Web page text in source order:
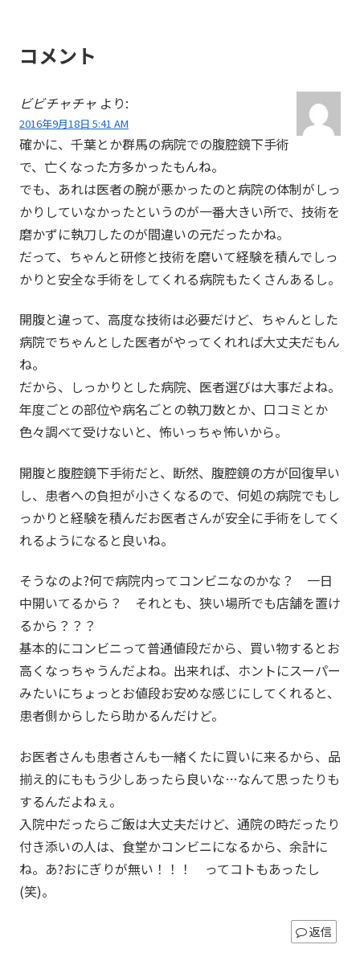
コメント
ビビチャチャ より:
2016年9月18日 5:41 AM
確かに、千葉とか群馬の病院での腹腔鏡下手術
で、亡くなった方多かったもんね。
でも、あれは医者の腕が悪かったのと病院の体制がしっ
かりしていなかったというのが一番大きい所で、技術を
磨かずに執刀したのが間違いの元だったかね。
だって、ちゃんと研修と技術を磨いて経験を積んでしっ
かりと安全な手術をしてくれる病院もたくさんあるし。
開腹と違って、高度な技術は必要だけど、ちゃんとした
病院でちゃんとした医者がやってくれれば大丈夫だもん
ね。
だから、しっかりとした病院、医者選びは大事だよね。
年度ごとの部位や病名ごとの執刀数とか、口コミとか
色々調べて受けないと、怖いっちゃ怖いから。
開腹と腹腔鏡下手術だと、断然、腹腔鏡の方が回復早い
し、患者への負担が小さくなるので、何処の病院でもし
っかりと経験を積んだお医者さんが安全に手術をしてく
れるようになると良いね。
そうなのよ?何で病院内ってコンビニなのかな？ 一日
中開いてるから？ それとも、狭い場所でも店舗を置け
るから？？？
基本的にコンビニって普通値段だから、買い物するとお
高くなっちゃうんだよね。出来れば、ホントにスーパー
みたいにちょっとお値段お安めな感じにしてくれると、
患者側からしたら助かるんだけど。
お医者さんも患者さんも一緒くたに買いに来るから、品
揃え的にももう少しあったら良いな…なんて思ったりも
するんだよねぇ。
入院中だったらご飯は大丈夫だけど、通院の時だったり
付き添いの人は、食堂かコンビニになるから、余計に
ね。あ?おにぎりが無い！！！ ってコトもあったし
(笑)。
返信